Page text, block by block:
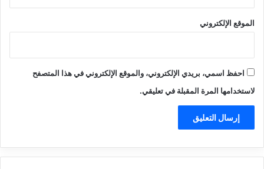
الموقع الإلكتروني
احفظ اسمي، بريدي الإلكتروني، والموقع الإلكتروني في هذا المتصفح
لاستخدامها المرة المقبلة في تعليقي.